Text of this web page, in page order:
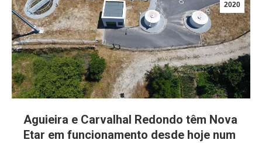
2020
Aguieira e Carvalhal Redondo têm Nova
Etar em funcionamento desde hoje num